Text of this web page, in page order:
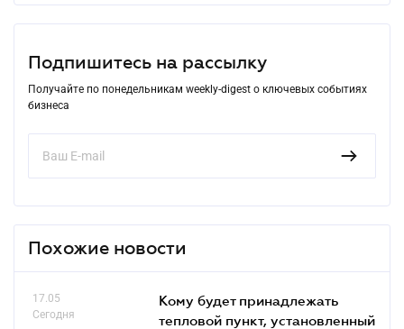
Подпишитесь на рассылку
Получайте по понедельникам weekly-digest о ключевых событиях
бизнеса
Похожие новости
17.05
Сегодня
Кому будет принадлежать
тепловой пункт, установленный